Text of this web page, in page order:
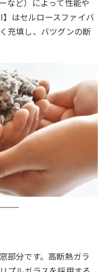
】はセルロースファイバ
充填し、バツグンの断
部分です。高断熱ガラ